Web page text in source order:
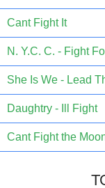
Cant Fight It
N. Y.C. C. - Fight
She Is We - Lead
Daughtry - Ill Fight
Cant Fight the